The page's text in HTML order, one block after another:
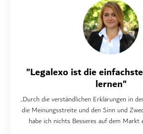
"Legalexo ist die
lernen"
„Durch die verständlichen Erklärungen in
die Meinungsstreite und den Sinn und
habe ich nichts Besseres auf dem Markt